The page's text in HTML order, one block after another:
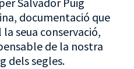
documentació que
seua conservació,
de la nostra
dels segles.